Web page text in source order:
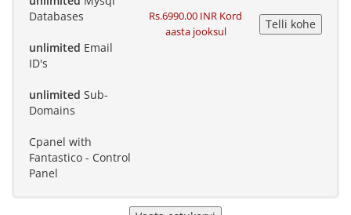
Databases
unlimited Email
ID's
unlimited Sub-
Domains
Cpanel with
Fantastico - Control
Panel
Rs.6990.00 INR Kord
aasta jooksul